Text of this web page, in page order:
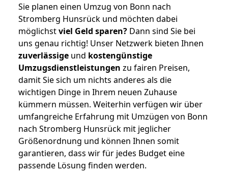
Sie planen einen Umzug von Bonn nach
Stromberg Hunsrück und möchten dabei
möglichstviel Geld sparen? Dann sind Sie bei
uns genau richtig! Unser Netzwerk bieten Ihnen
zuverlässige und kostengünstige
Umzugsdienstleistungen zu fairen Preisen,
damit Sie sich um nichts anderes als die
wichtigen Dinge in Ihrem neuen Zuhause
kümmern müssen. Weiterhin verfügen wir über
umfangreiche Erfahrung mit Umzügen von Bonn
nach Stromberg Hunsrück mit jeglicher
Größenordnung und können Ihnen somit
garantieren, dass wir für jedes Budget eine
passende Lösung finden werden.